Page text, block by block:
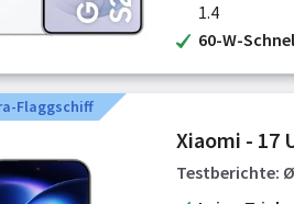
1.4
60-W-
Flaggschiff
Xiaomi - 17
Testberichte: